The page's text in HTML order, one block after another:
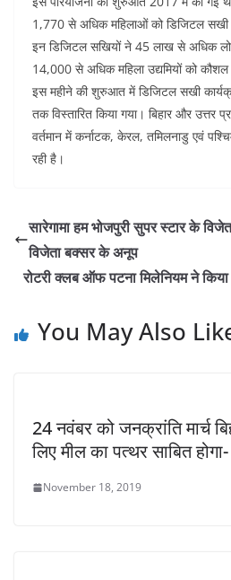
1,770 से अधिक महिलाओं को डिजिटल सखी
इन डिजिटल सखियों ने 45 लाख से अधिक
14,000 से अधिक महिला उद्यमियों को
इस महीने की शुरुआत में डिजिटल सखी
तक विस्तारित किया गया। बिहार और उत्तर
वर्तमान में कर्नाटक, केरल, तमिलनाडु एवं
रही है।
सारेगामा हम भोजपुरी सुपर स्टार के
विजेता बक्सर के अनूप
रोटरी क्लब ऑफ पटना मिलेनियम ने
You May Also
24 नवंबर को जनक्रांति मार्च
लिए मील का पत्थर साबित
November 18, 2019